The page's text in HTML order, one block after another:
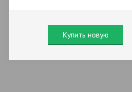
Купить новую